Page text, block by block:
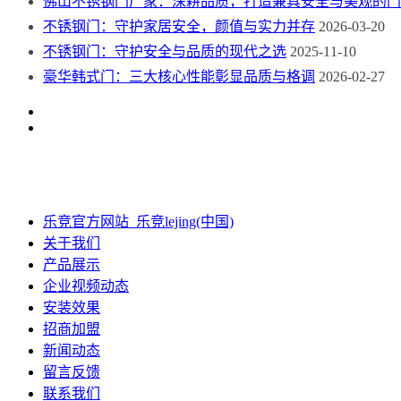
不锈钢门：守护家居安全，颜值与实力并存 2026-03-20
不锈钢门：守护安全与品质的现代之选 2025-11-10
豪华韩式门：三大核心性能彰显品质与格调 2026-02-27
乐竞官方网站_乐竞lejing(中国)
关于我们
产品展示
企业视频动态
安装效果
招商加盟
新闻动态
留言反馈
联系我们